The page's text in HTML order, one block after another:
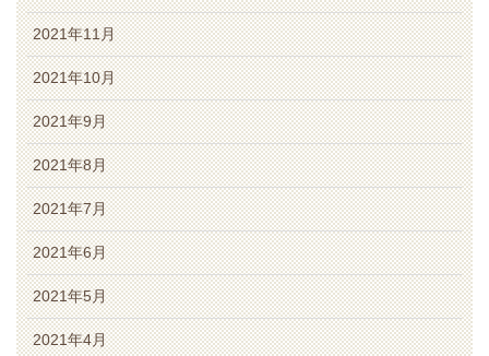
2021年11月
2021年10月
2021年9月
2021年8月
2021年7月
2021年6月
2021年5月
2021年4月